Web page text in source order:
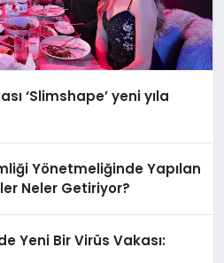
‘Slimshape’ yeni yıla
Yönetmeliğinde Yapılan
Neler Getiriyor?
Yeni Bir Virüs Vakası: